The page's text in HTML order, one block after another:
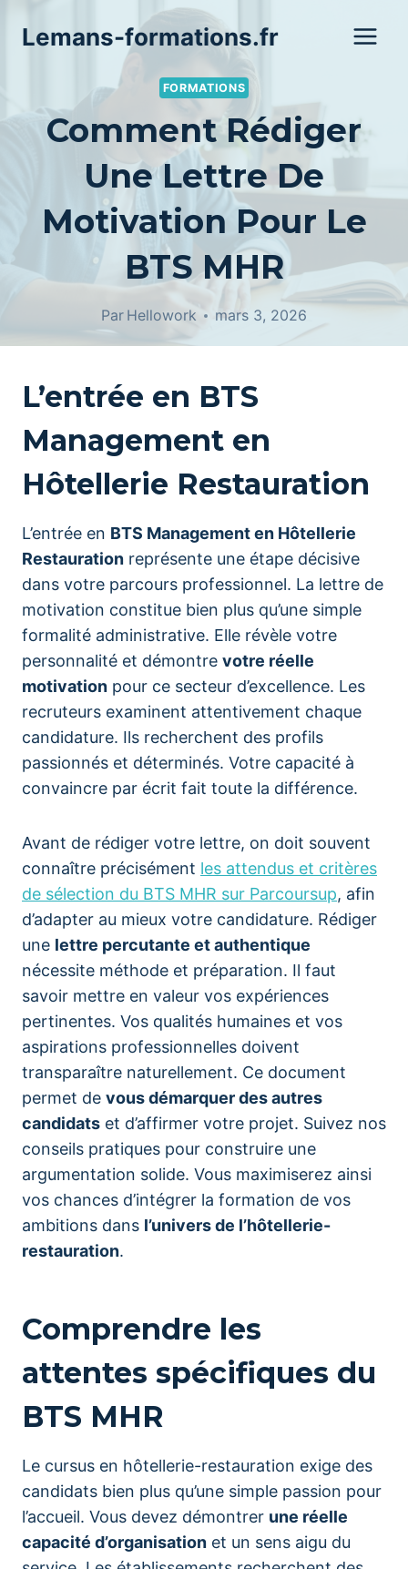
Lemans-formations.fr
FORMATIONS
Comment Rédiger
Une Lettre De
Motivation Pour Le
BTS MHR
Par Hellowork mars 3, 2026
L’entrée en BTS
Management en
Hôtellerie Restauration
L’entrée en BTS Management en Hôtellerie
Restauration représente une étape décisive
dans votre parcours professionnel. La lettre de
motivation constitue bien plus qu’une simple
formalité administrative. Elle révèle votre
personnalité et démontre votre réelle
motivation pour ce secteur d’excellence. Les
recruteurs examinent attentivement chaque
candidature. Ils recherchent des profils
passionnés et déterminés. Votre capacité à
convaincre par écrit fait toute la différence.
Avant de rédiger votre lettre, on doit souvent
connaître précisément les attendus et critères
de sélection du BTS MHR sur Parcoursup, afin
d’adapter au mieux votre candidature. Rédiger
une lettre percutante et authentique
nécessite méthode et préparation. Il faut
savoir mettre en valeur vos expériences
pertinentes. Vos qualités humaines et vos
aspirations professionnelles doivent
transparaître naturellement. Ce document
permet de vous démarquer des autres
candidats et d’affirmer votre projet. Suivez nos
conseils pratiques pour construire une
argumentation solide. Vous maximiserez ainsi
vos chances d’intégrer la formation de vos
ambitions dans l’univers de l’hôtellerie-
restauration.
Comprendre les
attentes spécifiques du
BTS MHR
Le cursus en hôtellerie-restauration exige des
candidats bien plus qu’une simple passion pour
l’accueil. Vous devez démontrer une réelle
capacité d’organisation et un sens aigu du